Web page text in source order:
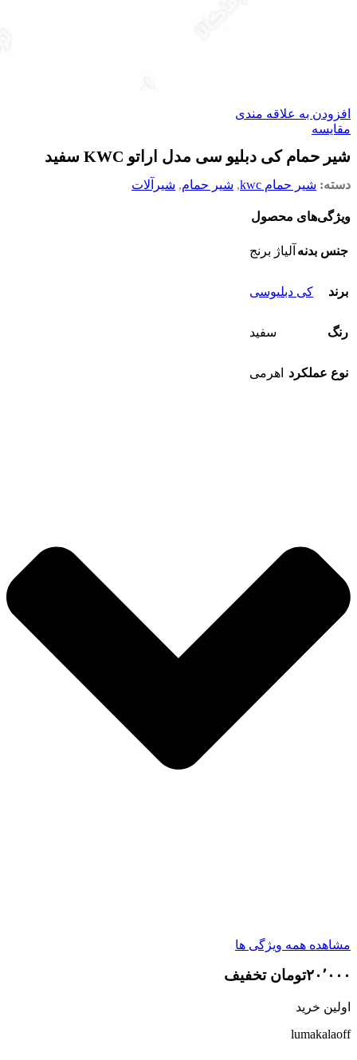
افزودن به علاقه مندی
مقایسه
شیر حمام کی دبلیو سی مدل اراتو KWC سفید
دسته: شیر حمام kwc , شیر حمام, شیرآلات
ویژگی‌های محصول
جنس بدنه آلیاژ برنج
برند کی دبلیوسی
رنگ سفید
نوع عملکرد اهرمی
مشاهده همه ویژگی ها
۲۰٬۰۰۰تومان تخفیف
اولین خرید
lumakalaoff